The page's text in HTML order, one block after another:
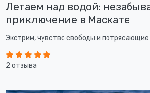
Летаем над водой:
приключение в Маскате
Экстрим, чувство свободы и
2 отзыва